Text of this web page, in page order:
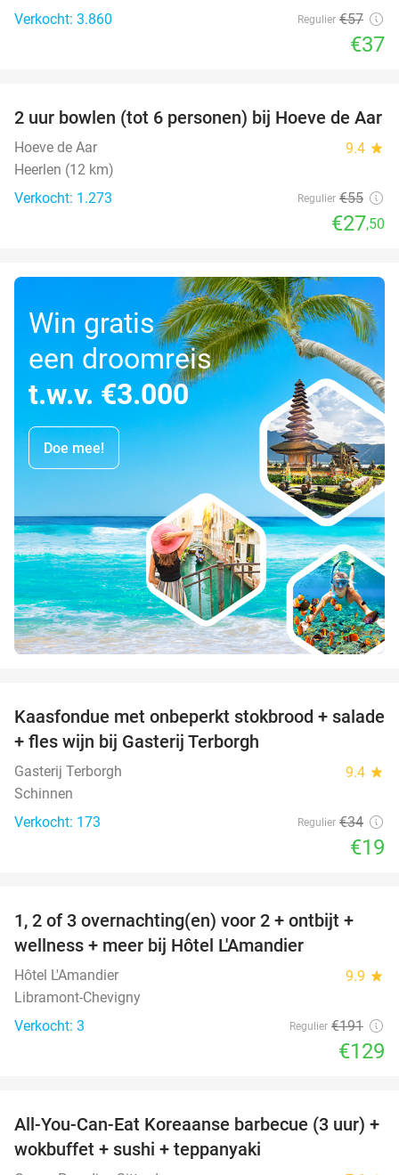
Verkocht: 3.860
Regulier €57
€37
50%
2 uur bowlen (tot 6 personen) bij Hoeve de Aar
Hoeve de Aar 9.4 star
Heerlen (12 km)
Verkocht: 1.273
Regulier €55
€27,50
Win gratis
een droomreis
t.w.v. €3.000
Doe mee!
44%
Kaasfondue met onbeperkt stokbrood + salade
+ fles wijn bij Gasterij Terborgh
Gasterij Terborgh 9.4 star
Schinnen
Verkocht: 173
Regulier €34
€19
32%
TODAY
1, 2 of 3 overnachting(en) voor 2 + ontbijt +
wellness + meer bij Hôtel L'Amandier
Hôtel L'Amandier 9.9 star
Libramont-Chevigny
Verkocht: 3
Regulier €191
€129
21%
All-You-Can-Eat Koreaanse barbecue (3 uur) +
wokbuffet + sushi + teppanyaki